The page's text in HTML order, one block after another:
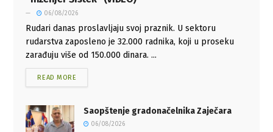
06/08/2026
Rudari danas proslavljaju svoj praznik. U sektoru
rudarstva zaposleno je 32.000 radnika, koji u proseku
zarađuju više od 150.000 dinara. ...
READ MORE
Saopštenje gradonačelnika Zaječara
06/08/2026